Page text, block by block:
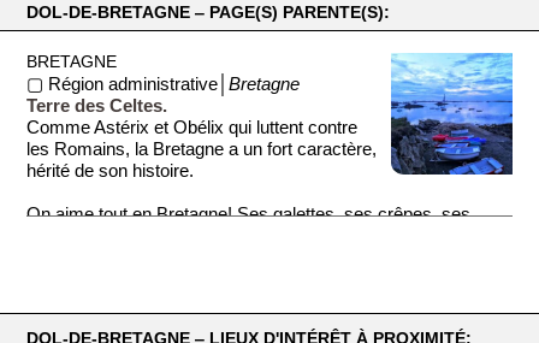
DOL-DE-BRETAGNE ‒ PAGE(S) PARENTE(S):
BRETAGNE
▢ Région administrative│Bretagne
Terre des Celtes.
Comme Astérix et Obélix qui luttent contre
les Romains, la Bretagne a un fort caractère,
hérité de son histoire.
On aime tout en Bretagne! Ses galettes, ses crêpes, ses
DOL-DE-BRETAGNE ‒ LIEUX D'INTÉRÊT À PROXIMITÉ: